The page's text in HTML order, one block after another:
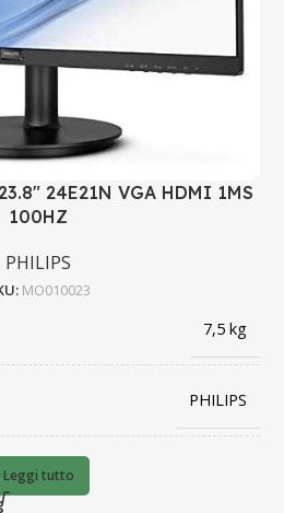
24E21N VGA HDMI 1MS
100HZ
PHILIPS
MO010023
7,5 kg
PHILIPS
Leggi tutto